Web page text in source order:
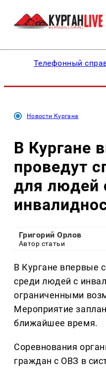
Телефонный
Новости Кургана
В Кургане
проведут
для людей
Григорий Орлов
Автор статьи
В Кургане впервые
среди людей с
ограниченными
Мероприятие
ближайшее время.
Соревнования
граждан с ОВЗ в